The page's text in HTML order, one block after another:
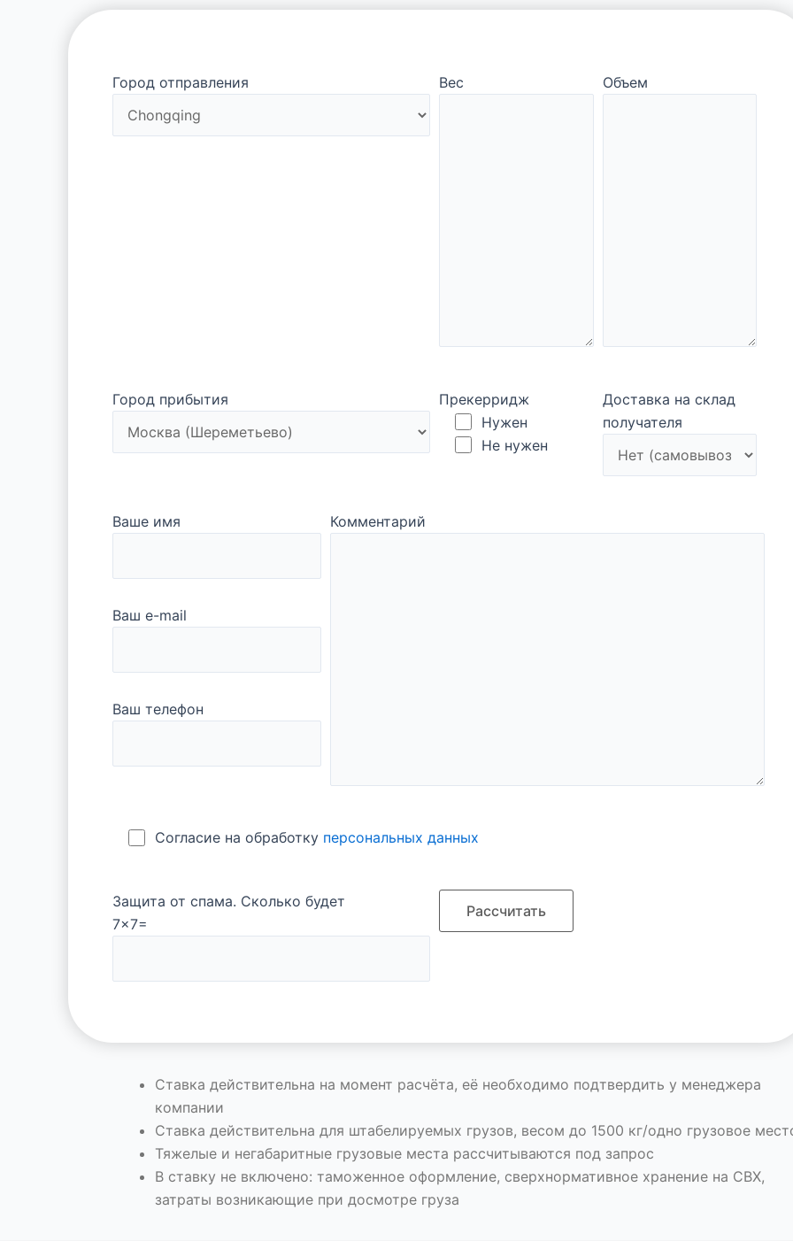
Город отправления Вес Объем
Город прибытия
Прекерридж
Нужен
Не нужен
Доставка на склад
получателя
Ваше имя
Ваш e-mail
Ваш телефон
Комментарий
Согласие на обработку персональных данных
Защита от спама. Сколько будет
7x7=
Ставка действительна на момент расчёта, её необходимо подтвердить у менеджера
компании
Ставка действительна для штабелируемых грузов, весом до 1500 кг/одно грузовое
Тяжелые и негабаритные грузовые места рассчитываются под запрос
В ставку не включено: таможенное оформление, сверхнормативное хранение на СВХ,
затраты возникающие при досмотре груза